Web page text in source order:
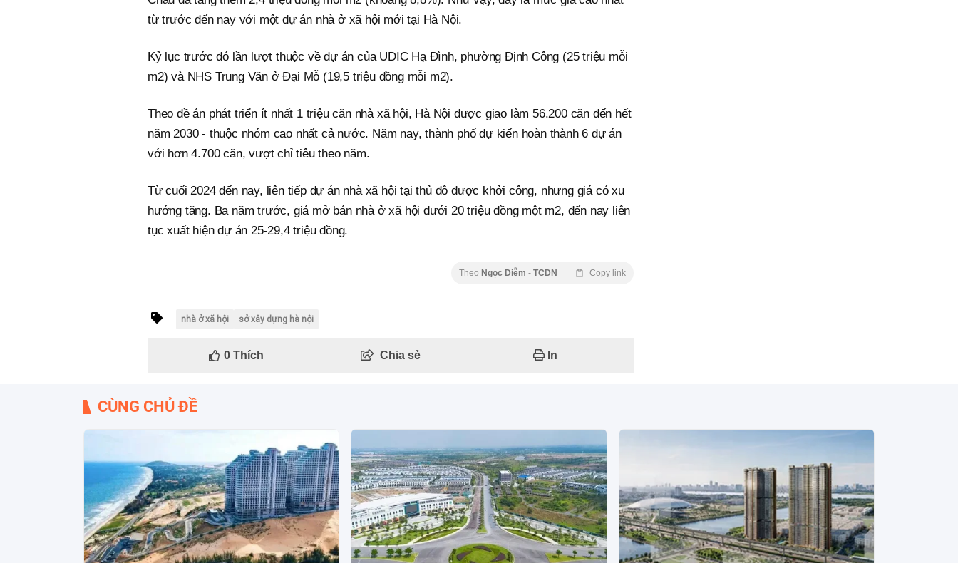
từ trước đến nay với một dự án nhà ở xã hội mới tại Hà Nội.
Kỷ lục trước đó lần lượt thuộc về dự án của UDIC Hạ Đình, phường Định Công (25 triệu mỗi
m2) và NHS Trung Văn ở Đại Mỗ (19,5 triệu đồng mỗi m2).
Theo đề án phát triển ít nhất 1 triệu căn nhà xã hội, Hà Nội được giao làm 56.200 căn đến hết
năm 2030 - thuộc nhóm cao nhất cả nước. Năm nay, thành phố dự kiến hoàn thành 6 dự án
với hơn 4.700 căn, vượt chỉ tiêu theo năm.
Từ cuối 2024 đến nay, liên tiếp dự án nhà xã hội tại thủ đô được khởi công, nhưng giá có xu
hướng tăng. Ba năm trước, giá mở bán nhà ở xã hội dưới 20 triệu đồng một m2, đến nay liên
tục xuất hiện dự án 25-29,4 triệu đồng.
Theo Ngọc Diễm - TCDN Copy link
nhà ở xã hội sở xây dựng hà nội
0Thích Chia sẻ In
CÙNG CHỦ ĐỀ